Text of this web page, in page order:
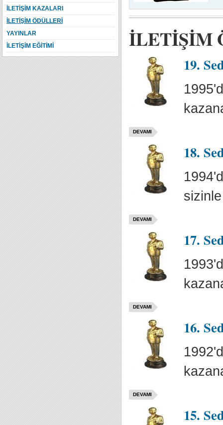
İLETİŞİM
19.
DEVAMI
18.
DEVAMI
17.
DEVAMI
16.
DEVAMI
15.
İLETİŞİM KAZALARI
İLETİŞİM ÖDÜLLERİ
YAYINLAR
İLETİŞİM EĞİTİMİ